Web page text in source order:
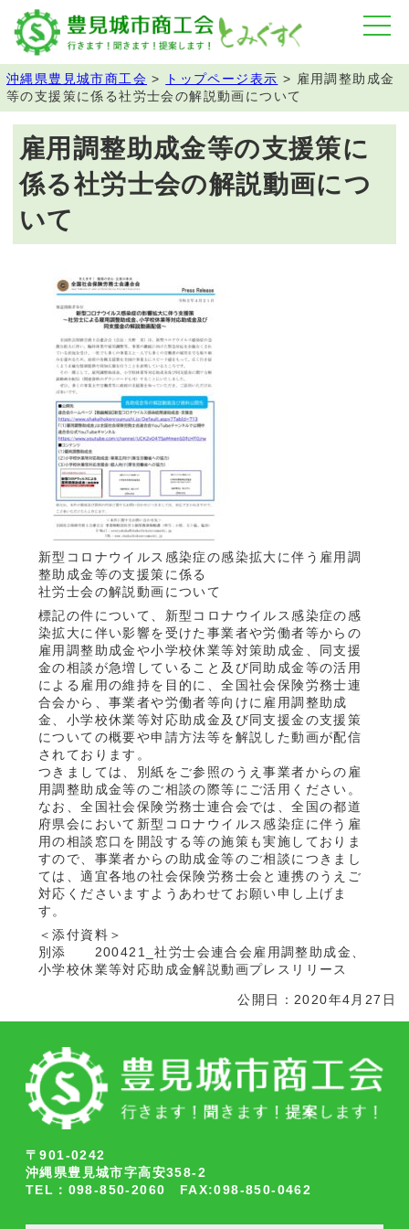
沖縄県豊見城市商工会 > トップページ表示 > 雇用調整助成金
等の支援策に係る社労士会の解説動画について
雇用調整助成金等の支援策に
係る社労士会の解説動画につ
いて
新型コロナウイルス感染症の感染拡大に伴う雇用調
整助成金等の支援策に係る
社労士会の解説動画について
標記の件について、新型コロナウイルス感染症の感
染拡大に伴い影響を受けた事業者や労働者等からの
雇用調整助成金や小学校休業等対策助成金、同支援
金の相談が急増していること及び同助成金等の活用
による雇用の維持を目的に、全国社会保険労務士連
合会から、事業者や労働者等向けに雇用調整助成
金、小学校休業等対応助成金及び同支援金の支援策
についての概要や申請方法等を解説した動画が配信
されております。
つきましては、別紙をご参照のうえ事業者からの雇
用調整助成金等のご相談の際等にご活用ください。
なお、全国社会保険労務士連合会では、全国の都道
府県会において新型コロナウイルス感染症に伴う雇
用の相談窓口を開設する等の施策も実施しておりま
すので、事業者からの助成金等のご相談につきまし
ては、適宜各地の社会保険労務士会と連携のうえご
対応くださいますようあわせてお願い申し上げま
す。
＜添付資料＞
別添 200421_社労士会連合会雇用調整助成金、
小学校休業等対応助成金解説動画プレスリリース
公開日：2020年4月27日
〒901-0242
沖縄県豊見城市字高安358-2
TEL：098-850-2060 FAX:098-850-0462